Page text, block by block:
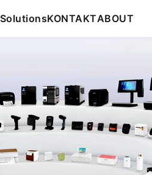
SolutionsKONTAKTABOUT